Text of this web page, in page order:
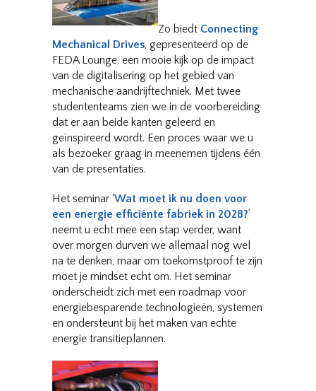
Zo biedt Connecting
Mechanical Drives, gepresenteerd op de
FEDA Lounge, een mooie kijk op de impact
van de digitalisering op het gebied van
mechanische aandrijftechniek. Met twee
studententeams zien we in de voorbereiding
dat er aan beide kanten geleerd en
geïnspireerd wordt. Een proces waar we u
als bezoeker graag in meenemen tijdens één
van de presentaties.
Het seminar ‘Wat moet ik nu doen voor
een energie efficiënte fabriek in 2028?’
neemt u echt mee een stap verder, want
over morgen durven we allemaal nog wel
na te denken, maar om toekomstproof te zijn
moet je mindset echt om. Het seminar
onderscheidt zich met een roadmap voor
energiebesparende technologieën, systemen
en ondersteunt bij het maken van echte
energie transitieplannen.